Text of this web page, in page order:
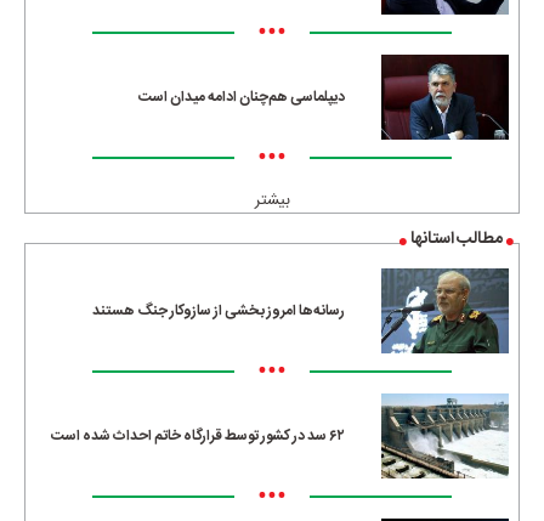
•••
دیپلماسی هم‌چنان ادامه میدان است
•••
بیشتر
مطالب استانها
رسانه‌ها امروز بخشی از سازوکار جنگ هستند
•••
۶۲ سد در کشور توسط قرارگاه خاتم احداث شده است
•••